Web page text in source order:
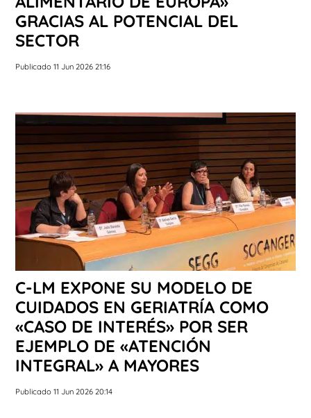
GRACIAS AL POTENCIAL DEL
SECTOR
Publicado 11 Jun 2026 21:16
C-LM EXPONE SU MODELO DE
CUIDADOS EN GERIATRÍA COMO
«CASO DE INTERÉS» POR SER
EJEMPLO DE «ATENCIÓN
INTEGRAL» A MAYORES
Publicado 11 Jun 2026 20:14